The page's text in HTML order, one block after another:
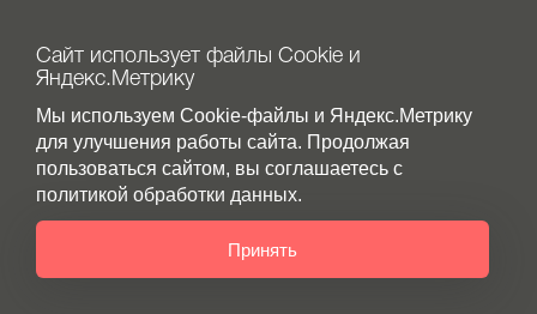
Задать вопрос Юлии
А меня не укачает?
✅ Исключено! Современные круизные лайнеры имеют
роскошном пятизвездочном отеле, не замечая, как он
Нажмите для звонка
Сайт использует файлы Cookie и
Яндекс.Метрику
Мы используем Cookie-файлы и Яндекс.Метрику
для улучшения работы сайта. Продолжая
пользоваться сайтом, вы соглашаетесь с
политикой обработки данных.
Принять